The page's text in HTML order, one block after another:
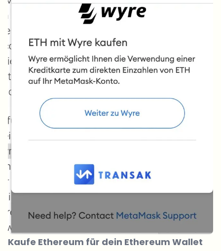
Kaufe Ethereum für dein Ethereum Wallet